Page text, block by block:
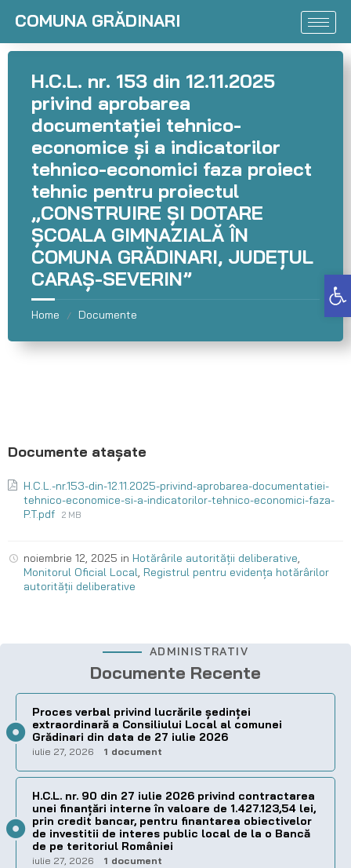
Deschide bara de unelte
COMUNA GRĂDINARI
H.C.L. nr. 153 din 12.11.2025
privind aprobarea
documentației tehnico-
economice și a indicatorilor
tehnico-economici faza proiect
tehnic pentru proiectul
„CONSTRUIRE ȘI DOTARE
ȘCOALA GIMNAZIALĂ ÎN
COMUNA GRĂDINARI, JUDEȚUL
CARAȘ-SEVERIN”
Home / Documente
H.C.L.-nr.153-din-12.11.2025-privind-aprobarea-documentatiei-
tehnico-economice-si-a-indicatorilor-tehnico-economici-faza-
P.T.pdf
2 MB
noiembrie 12, 2025 in Hotărârile autorității deliberative,
Monitorul Oficial Local, Registrul pentru evidența hotărârilor
autorității deliberative
ADMINISTRATIV
Documente Recente
Proces verbal privind lucrările ședinței
extraordinară a Consiliului Local al comunei
Grădinari din data de 27 iulie 2026
iulie 27, 2026 1 document
H.C.L. nr. 90 din 27 iulie 2026 privind contractarea
unei finanțări interne în valoare de 1.427.123,54 lei,
prin credit bancar, pentru finantarea obiectivelor
de investitii de interes public local de la o Bancă
de pe teritoriul României
iulie 27, 2026 1 document